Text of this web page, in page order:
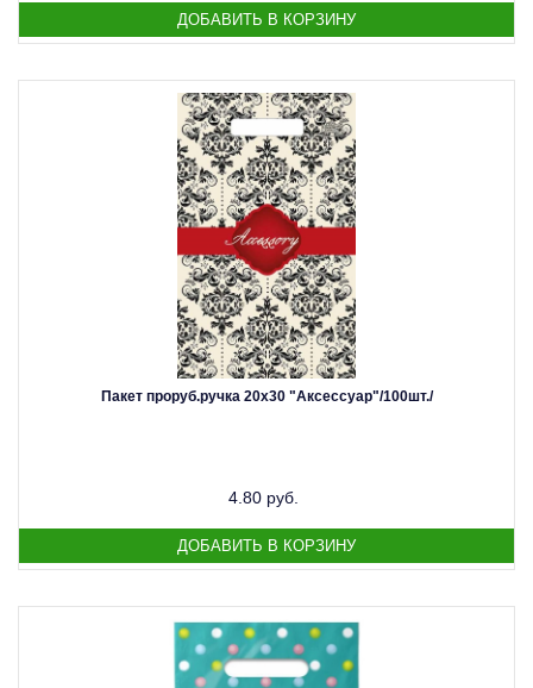
Пакет проруб.ручка 20х30 "Аксессуар"/100шт./
4.80 руб.